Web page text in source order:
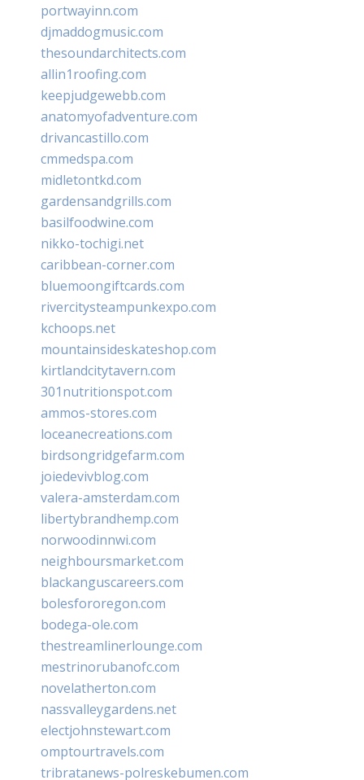
portwayinn.com
djmaddogmusic.com
thesoundarchitects.com
allin1roofing.com
keepjudgewebb.com
anatomyofadventure.com
drivancastillo.com
cmmedspa.com
midletontkd.com
gardensandgrills.com
basilfoodwine.com
nikko-tochigi.net
caribbean-corner.com
bluemoongiftcards.com
rivercitysteampunkexpo.com
kchoops.net
mountainsideskateshop.com
kirtlandcitytavern.com
301nutritionspot.com
ammos-stores.com
loceanecreations.com
birdsongridgefarm.com
joiedevivblog.com
valera-amsterdam.com
libertybrandhemp.com
norwoodinnwi.com
neighboursmarket.com
blackanguscareers.com
bolesfororegon.com
bodega-ole.com
thestreamlinerlounge.com
mestrinorubanofc.com
novelatherton.com
nassvalleygardens.net
electjohnstewart.com
omptourtravels.com
tribratanews-polreskebumen.com